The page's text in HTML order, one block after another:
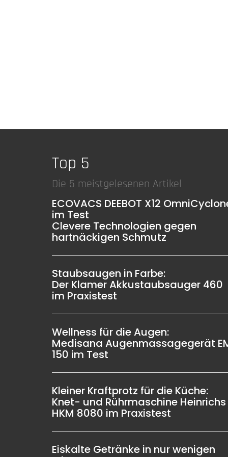
Top 5
Die 5 meistgelesenen Artikel
ECOVACS DEEBOT X12
im Test
Clevere Technologien gegen
hartnäckigen Schmutz
Staubsaugen in Farbe:
Der Klamer Akkustaubsauger 460
im Praxistest
Wellness für die Augen:
Medisana Augenmassagegerät
150 im Test
Kleiner Kraftprotz für die Küche:
Knet- und Rührmaschine Heinrichs
HKM 8080 im Praxistest
Eiskalte Getränke in nur wenigen